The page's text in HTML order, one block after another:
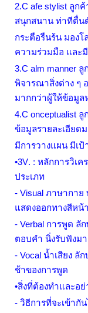
2.C afe stylist ลูกค้
สนุกสนาน ท่าทีตื่น
กระตือรืนร้น มอง
ความร่วมมือ และ
3.C alm manner ลู
พิจารณาสิ่งต่าง ๆ
มากกว่าผู้ให้ข้อมูล
4.C onceptualist ลู
ข้อมูลรายละเอียด
มีการวางแผน มีเป้
•3V. : หลักการวิเ
ประเภท
- Visual ภาษากาย
แสดงออกทางสีหน้า
- Verbal การพูด ลั
ตอบคำ นิ่งรับฟังม
- Vocal น้ำเสียง ลั
ช้าของการพูด
•สิ่งที่ต้องทำและอ
- วิธีการที่จะเข้ากั